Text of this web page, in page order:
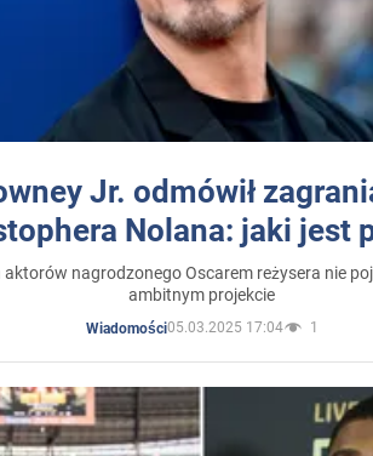
Jr. odmówił
Nolana: jaki jest
nagrodzonego Oscarem reżysera nie
ambitnym projekcie
Wiadomości05.03.2025 17:04 1